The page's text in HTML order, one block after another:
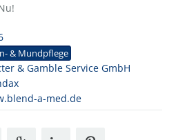
& Mundpflege
& Gamble Service GmbH
a-med.de